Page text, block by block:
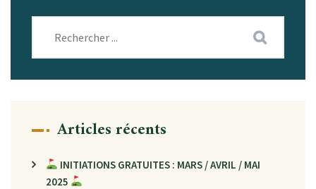
Articles récents
INITIATIONS GRATUITES : MARS / AVRIL / MAI
2025